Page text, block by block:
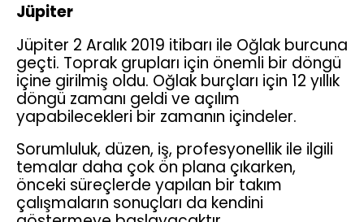
Jüpiter
Jüpiter 2 Aralık 2019 itibarı ile Oğlak burcuna
geçti. Toprak grupları için önemli bir döngü
içine girilmiş oldu. Oğlak burçları için 12 yıllık
döngü zamanı geldi ve açılım
yapabilecekleri bir zamanın içindeler.
Sorumluluk, düzen, iş, profesyonellik ile ilgili
temalar daha çok ön plana çıkarken,
önceki süreçlerde yapılan bir takım
çalışmaların sonuçları da kendini